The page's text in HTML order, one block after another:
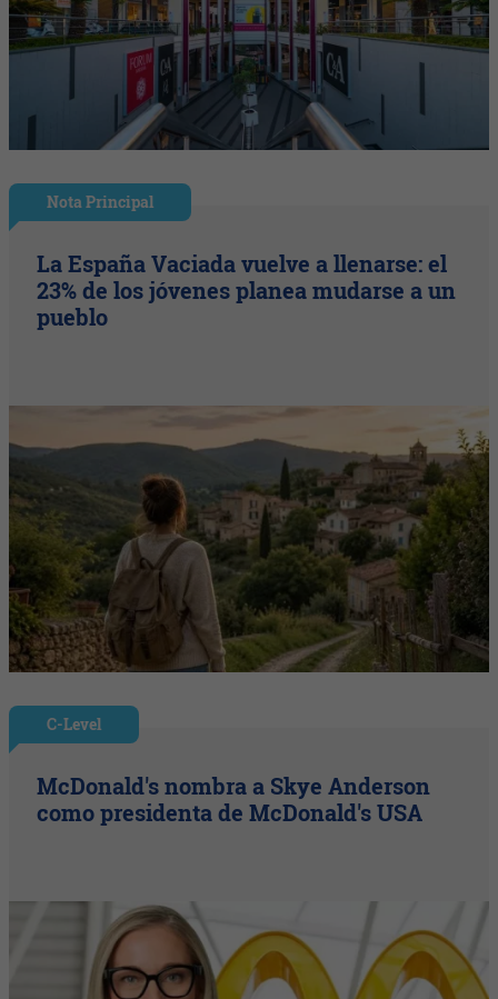
Nota Principal
La España Vaciada vuelve a llenarse: el
23% de los jóvenes planea mudarse a un
pueblo
C-Level
McDonald's nombra a Skye Anderson
como presidenta de McDonald's USA